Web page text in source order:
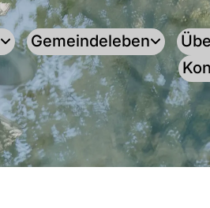
Gemeindeleben